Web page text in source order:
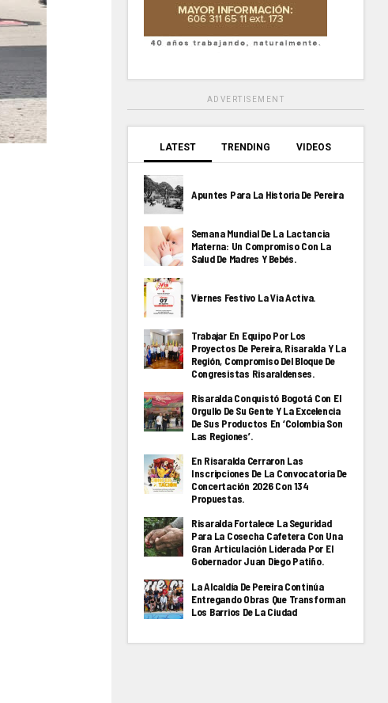
ADVERTISEMENT
LATEST TRENDING VIDEOS
Apuntes Para La Historia De Pereira
Semana Mundial De La Lactancia
Materna: Un Compromiso Con La
Salud De Madres Y Bebés.
Viernes Festivo La Via Activa.
Trabajar En Equipo Por Los
Proyectos De Pereira, Risaralda Y La
Región, Compromiso Del Bloque De
Congresistas Risaraldenses.
Risaralda Conquistó Bogotá Con El
Orgullo De Su Gente Y La Excelencia
De Sus Productos En ‘Colombia Son
Las Regiones’.
En Risaralda Cerraron Las
Inscripciones De La Convocatoria De
Concertación 2026 Con 134
Propuestas.
Risaralda Fortalece La Seguridad
Para La Cosecha Cafetera Con Una
Gran Articulación Liderada Por El
Gobernador Juan Diego Patiño.
La Alcaldía De Pereira Continúa
Entregando Obras Que Transforman
Los Barrios De La Ciudad